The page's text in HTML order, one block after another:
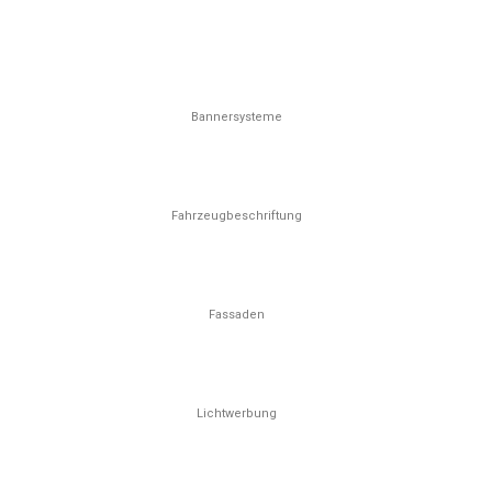
Bannersysteme
Fahrzeugbeschriftung
Fassaden
Lichtwerbung